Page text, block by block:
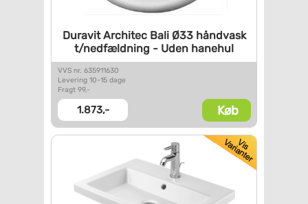
Duravit Architec Bali Ø33håndvask
t/nedfældning - Uden hanehul
VVS nr. 635911630
Levering 10-15 dage
Fragt 99,-
1.873,- Køb